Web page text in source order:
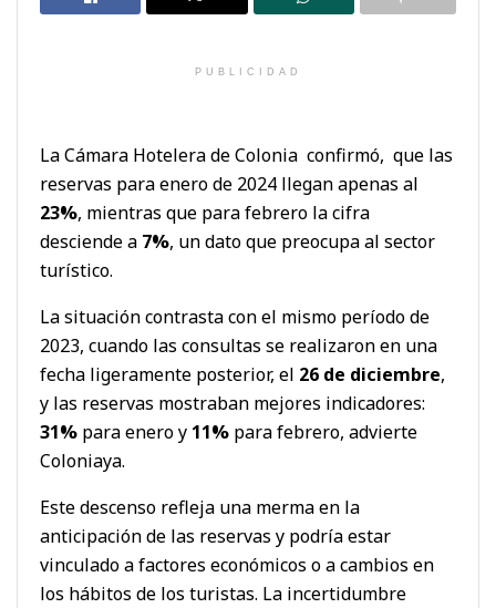
PUBLICIDAD
La Cámara Hotelera de Colonia confirmó, que las
reservas para enero de 2024 llegan apenas al
23%, mientras que para febrero la cifra
desciende a 7%, un dato que preocupa al sector
turístico.
La situación contrasta con el mismo período de
2023, cuando las consultas se realizaron en una
fecha ligeramente posterior, el 26 de diciembre,
y las reservas mostraban mejores indicadores:
31% para enero y 11% para febrero, advierte
Coloniaya.
Este descenso refleja una merma en la
anticipación de las reservas y podría estar
vinculado a factores económicos o a cambios en
los hábitos de los turistas. La incertidumbre